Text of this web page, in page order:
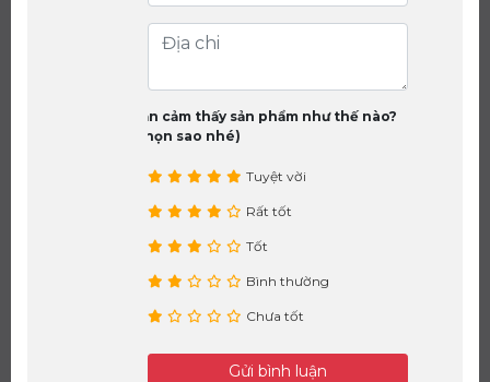
Bạn cảm thấy sản phẩm như thế nào?
(chọn sao nhé)
Tuyệt vời
Rất tốt
Tốt
Bình thường
Chưa tốt
Gửi bình luận